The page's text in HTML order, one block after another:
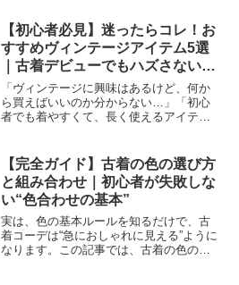
【初心者必見】迷ったらコレ！お
すすめヴィンテージアイテム5選
｜古着デビューでもハズさない定
番たち
「ヴィンテージに興味はあるけど、何か
ら買えばいいのか分からない…」「初心
者でも着やすくて、長く使えるアイテム
やすいアイテム5選をご紹介します。
【完全ガイド】古着の色の選び方
と組み合わせ｜初心者が失敗しな
い“色合わせの基本”
実は、色の基本ルールを知るだけで、古
着コーデは“急におしゃれに見える”ように
なります。この記事では、古着の色の選